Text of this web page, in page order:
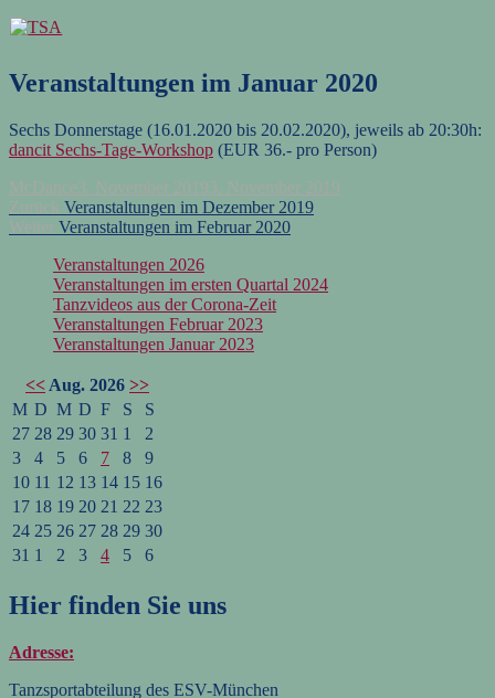
Zum
Inhalt
Veranstaltungen im Januar 2020
Sechs Donnerstage (16.01.2020 bis 20.02.2020), jeweils ab 20:30h:
dancit Sechs-Tage-Workshop (EUR 36.- pro Person)
Autor
McDance Veröffentlicht
am
3. November 2019 3. November 2019
Beitragsnavigation
Zurück Vorheriger
Beitrag:
Veranstaltungen im Dezember 2019
Weiter Nächster
Veranstaltungen im Februar 2020
Veranstaltungen 2026
Veranstaltungen im ersten Quartal 2024
Tanzvideos aus der Corona-Zeit
Veranstaltungen Februar 2023
Veranstaltungen Januar 2023
<< Aug. 2026 >>
M D M D F S
S
27 28 29 30 31 1
2
3
4 5 6 7 8
9
10 11 12 13 14 15 16
17 18 19 20 21 22 23
24 25 26 27 28 29 30
31 1 2 3 4 5 6
Hier finden Sie uns
Adresse:
Tanzsportabteilung des ESV-München